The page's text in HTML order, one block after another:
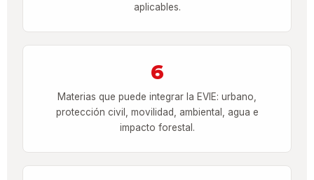
aplicables.
6
Materias que puede integrar la EVIE: urbano,
protección civil, movilidad, ambiental, agua e
impacto forestal.